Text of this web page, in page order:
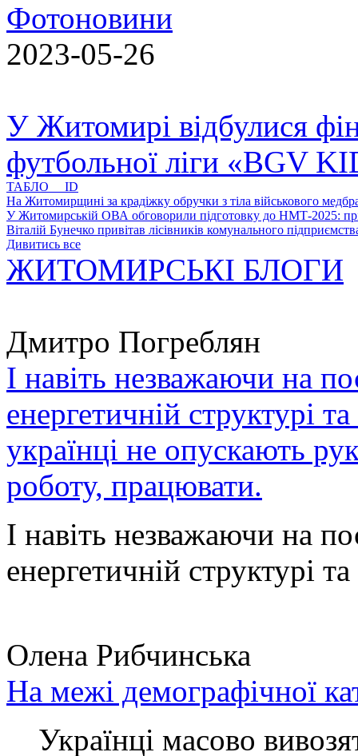
Фотоновини
2023-05-26
У Житомирі відбулися
футбольної ліги «BGV
ТАБЛО ID
На Житомирщині за крадіжку обручки з тіла військового
У Житомирській ОВА обговорили підготовку до НМТ-2025:
Віталій Бунечко привітав лісівників комунального
Дивитись все
ЖИТОМИРСЬКІ БЛОГИ
Дмитро Погреблян
І навіть незважаючи на
енергетичній структурі
українці не опускають
роботу, працювати.
І навіть незважаючи на
енергетичній структурі
Олена Рибчинська
На межі демографічної
Українці масово